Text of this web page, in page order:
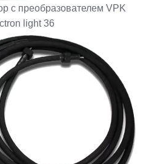
с преобразователем VPK
light 36